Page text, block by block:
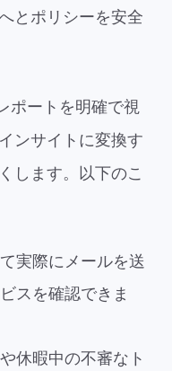
とポリシーを安全
ポートを明確で視
ンサイトに変換す
します。以下のこ
実際にメールを送
スを確認できま
休暇中の不審なト